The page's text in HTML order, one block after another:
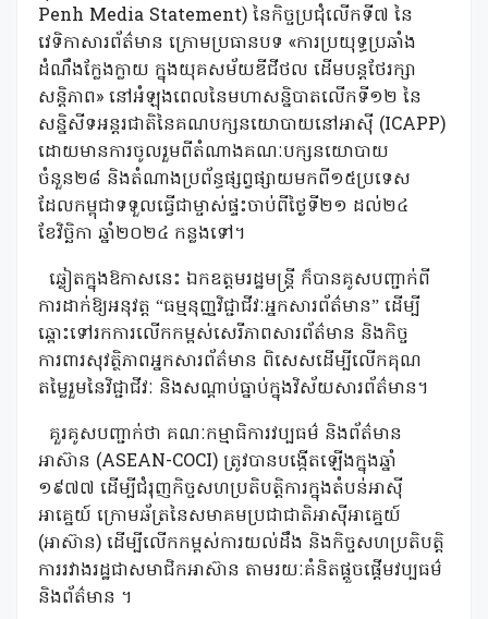
Penh Media Statement) នៃកិច្ចប្រជុំលើកទី៧ នៃ
វេទិកាសារព័ត៌មាន ក្រោមប្រធានបទ «ការប្រយុទ្ធប្រឆាំង
ដំណឹងក្លែងក្លាយ ក្នុងយុគសម័យឌីជីថល ដើមបន្តថែរក្សា
សន្តិភាព» នៅអំឡុងពេលនៃមហាសន្និបាតលើកទី១២ នៃ
សន្និសីទអន្តរជាតិនៃគណបក្សនយោបាយនៅអាស៊ី (ICAPP)
ដោយមានការចូលរួមពីតំណាងគណៈបក្សនយោបាយ
ចំនួន២៨ និងតំណាងប្រព័ន្ធផ្សព្វផ្សាយមកពី១៥ប្រទេស
ដែលកម្ពុជាទទួលធ្វើជាម្ចាស់ផ្ទះចាប់ពីថ្ងៃទី២១ ដល់២៤
ខែវិច្ឆិកា ឆ្នាំ២០២៤ កន្លងទៅ។
ឆ្លៀតក្នុងឱកាសនេះ ឯកឧត្តមរដ្ឋមន្ត្រី ក៏បានគូសបញ្ជាក់ពី
ការដាក់ឱ្យអនុវត្ត “ធម្មនុញ្ញវិជ្ជាជីវៈអ្នកសារព័ត៌មាន” ដើម្បី
ឆ្ពោះទៅរកការលើកកម្ពស់សេរីភាពសារព័ត៌មាន និងកិច្ច
ការពារសុវត្ថិភាពអ្នកសារព័ត៌មាន ពិសេសដើម្បីលើកគុណ
តម្លៃរួមនៃវិជ្ជាជីវៈ និងសណ្តាប់ធ្នាប់ក្នុងវិស័យសារព័ត៌មាន។
គួរគូសបញ្ជាក់ថា គណៈកម្មាធិការវប្បធម៌ និងព័ត៌មាន
អាស៊ាន (ASEAN-COCI) ត្រូវបានបង្កើតឡើងក្នុងឆ្នាំ
១៩៧៧ ដើម្បីជំរុញកិច្ចសហប្រតិបត្តិការក្នុងតំបន់អាស៊ី
អាគ្នេយ៍ ក្រោមឆ័ត្រនៃសមាគមប្រជាជាតិអាស៊ីអាគ្នេយ៍
(អាស៊ាន) ដើម្បីលើកកម្ពស់ការយល់ដឹង និងកិច្ចសហប្រតិបត្តិ
ការរវាងរដ្ឋជាសមាជិកអាស៊ាន តាមរយៈគំនិតផ្តួចផ្តើមវប្បធម៌
និងព័ត៌មាន ។